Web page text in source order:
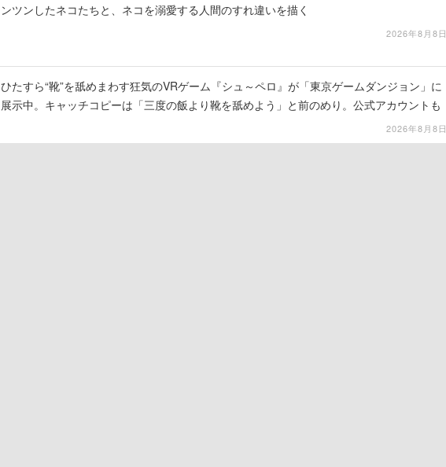
ンツンしたネコたちと、ネコを溺愛する人間のすれ違いを描く
2026年8月8日
ひたすら“靴”を舐めまわす狂気のVRゲーム『シュ～ペロ』が「東京ゲームダンジョン」に
展示中。キャッチコピーは「三度の飯より靴を舐めよう」と前のめり。公式アカウントも
2026年8月8日